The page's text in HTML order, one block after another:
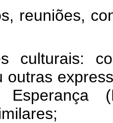
reuniões,
culturais:
outras
Esperança (